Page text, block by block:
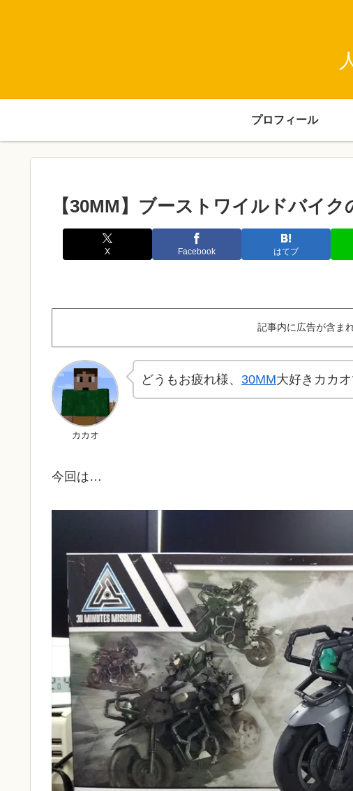
プロフィール
【30MM】ブーストワイルドバイ
X Facebook はてブ
記事内に広告が含ま
カカオ
どうもお疲れ様、 30MM大好きカカオ
今回は…